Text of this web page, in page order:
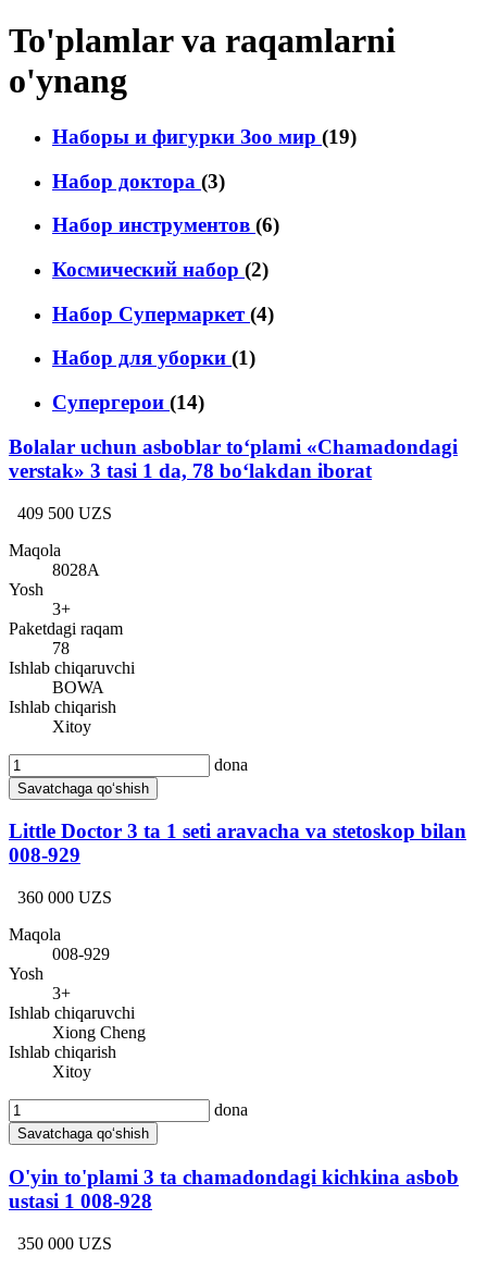
To'plamlar va raqamlarni
o'ynang
Наборы и фигурки Зоо мир (19)
Набор доктора (3)
Набор инструментов (6)
Космический набор (2)
Hабор Супермаркет(4)
Набор для уборки (1)
Супергерои (14)
Bolalar uchun asboblar to‘plami «Chamadondagi
verstak» 3 tasi 1 da, 78 bo‘lakdan iborat
409 500 UZS
Maqola
8028A
Yosh
3+
Paketdagi raqam
78
Ishlab chiqaruvchi
BOWA
Ishlab chiqarish
Xitoy
dona
Savatchaga qo‘shish
Little Doctor 3 ta 1 seti aravacha va stetoskop bilan
008-929
360 000 UZS
Maqola
008-929
Yosh
3+
Ishlab chiqaruvchi
Xiong Cheng
Ishlab chiqarish
Xitoy
dona
Savatchaga qo‘shish
O'yin to'plami 3 ta chamadondagi kichkina asbob
ustasi 1 008-928
350 000 UZS